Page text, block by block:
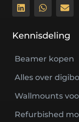
Kennisdeling
Beamer kopen
Alles over
Wallmounts
Refurbished